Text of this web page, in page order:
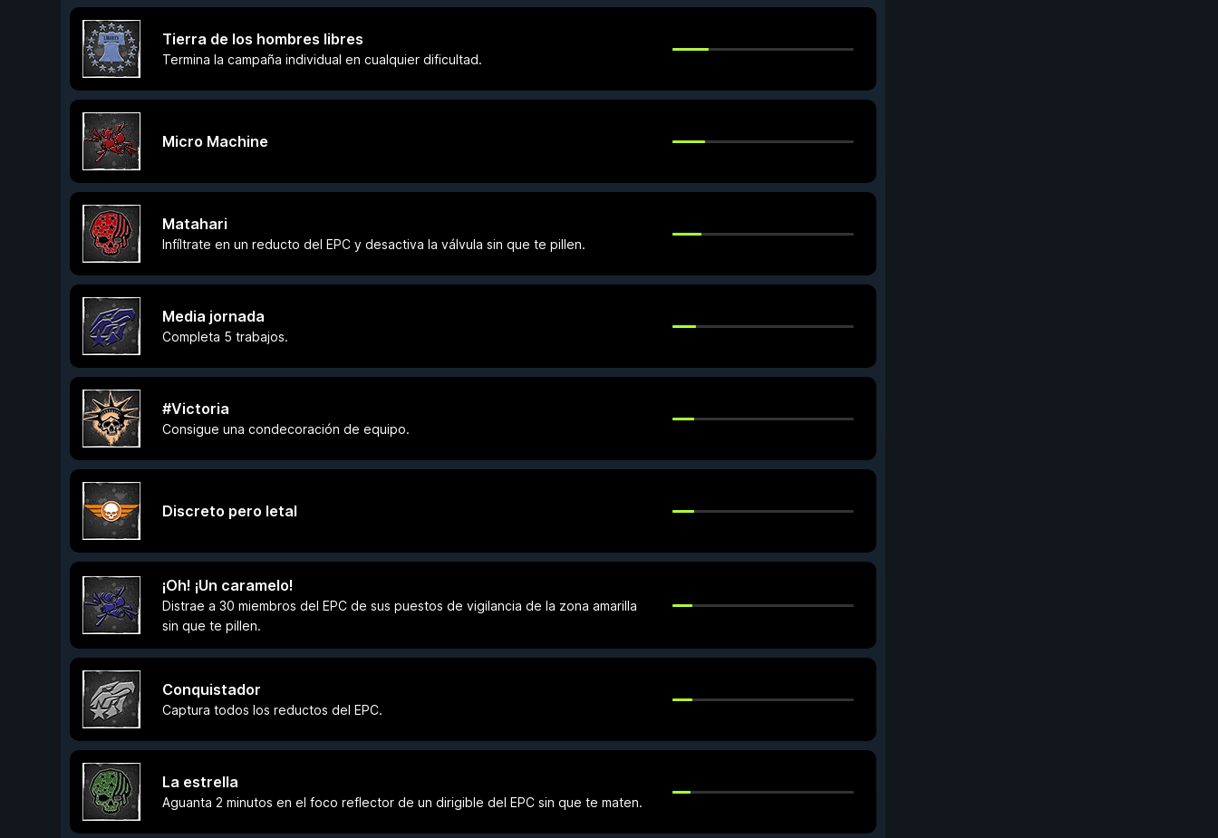
Tierra de los hombres libres
Termina la campaña individual en cualquier dificultad.
Micro Machine
Matahari
Infíltrate en un reducto del EPC y desactiva la válvula sin que te pillen.
Media jornada
Completa 5 trabajos.
#Victoria
Consigue una condecoración de equipo.
Discreto pero letal
¡Oh! ¡Un caramelo!
Distrae a 30 miembros del EPC de sus puestos de vigilancia de la zona amarilla
sin que te pillen.
Conquistador
Captura todos los reductos del EPC.
La estrella
Aguanta 2 minutos en el foco reflector de un dirigible del EPC sin que te maten.